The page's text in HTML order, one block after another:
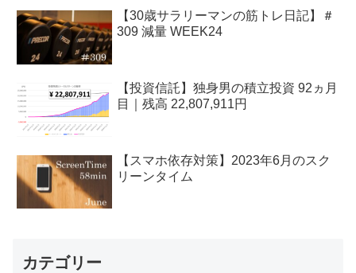
【30歳サラリーマンの筋トレ日記】＃
309 減量 WEEK24
【投資信託】独身男の積立投資 92ヵ月
目｜残高 22,807,911円
【スマホ依存対策】2023年6月のスク
リーンタイム
カテゴリー